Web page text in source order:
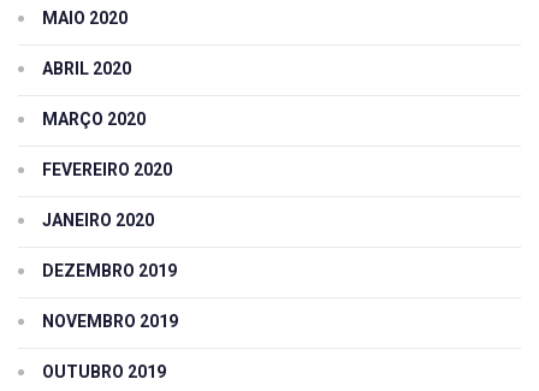
MAIO 2020
ABRIL 2020
MARÇO 2020
FEVEREIRO 2020
JANEIRO 2020
DEZEMBRO 2019
NOVEMBRO 2019
OUTUBRO 2019